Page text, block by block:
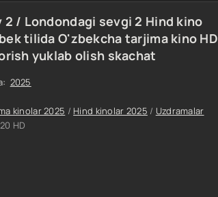
2 / Londondagi sevgi 2 Hind kino
tilida O'zbekcha tarjima kino HD
yuklab olish skachat
2025
kinolar 2025 / Hind kinolar 2025 / Uzdramalar
HD